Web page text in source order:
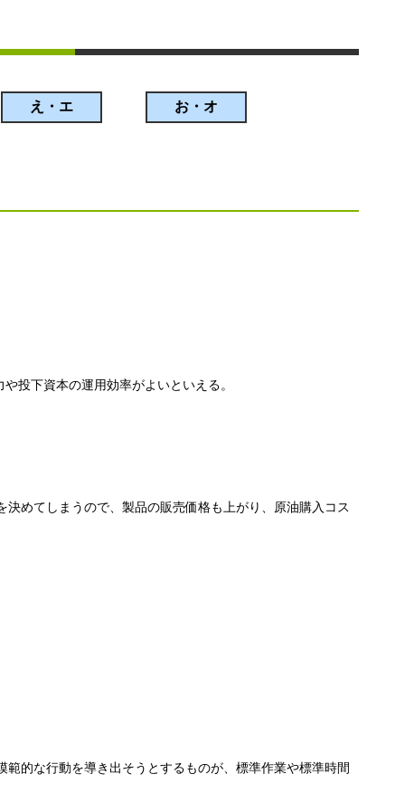
え・エ お・オ
投下資本の運用効率がよいといえる。
めてしまうので、製品の販売価格も上がり、原油購入コス
的な行動を導き出そうとするものが、標準作業や標準時間